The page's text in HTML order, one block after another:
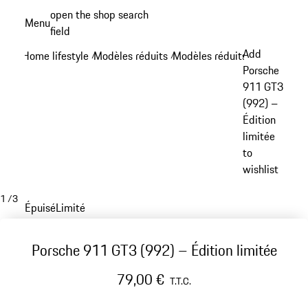
principal
Menuopen the shop search
field
Home lifestyle /Modèles réduits /Modèles réduits 911
Add
Porsche
911 GT3
(992) –
Édition
limitée
to
wishlist
1 /3
ÉpuiséLimité
Porsche 911 GT3 (992) – Édition limitée
79,00 € T.T.C.